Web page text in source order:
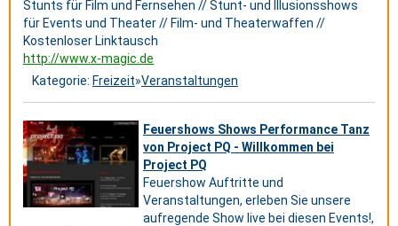
Stunts für Film und Fernsehen // Stunt- und Illusionsshows
für Events und Theater // Film- und Theaterwaffen //
Kostenloser Linktausch
http://www.x-magic.de
Kategorie: Freizeit»Veranstaltungen
Feuershows Shows Performance Tanz
von Project PQ - Willkommen bei
Project PQ
Feuershow Auftritte und
Veranstaltungen, erleben Sie unsere
aufregende Show live bei diesen Events!,